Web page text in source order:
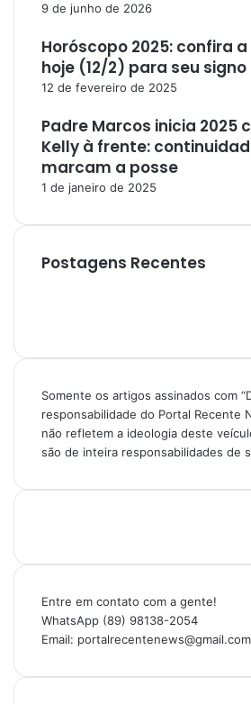
9 de junho de 2026
Horóscopo 2025: confira
hoje (12/2) para seu signo
12 de fevereiro de 2025
Padre Marcos inicia 2025
Kelly à frente:
marcam a posse
1 de janeiro de 2025
Postagens Recentes
Somente os artigos assinados com
responsabilidade do Portal Recente
não refletem a ideologia deste
são de inteira responsabilidades de
Entre em contato com a gente!
WhatsApp (89) 98138-2054
Email: portalrecentenews@gmail.com